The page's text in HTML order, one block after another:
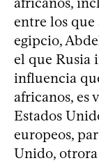
entre los que
egipcio,
el que Rusia
influencia
africanos, es
Estados
europeos,
Unido,